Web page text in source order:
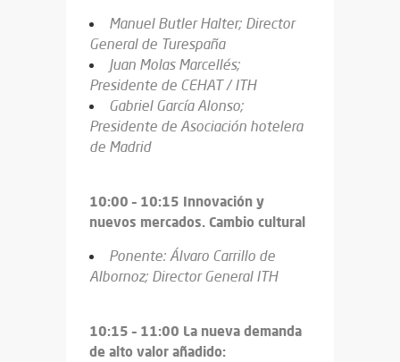
Manuel Butler Halter; Director
General de Turespaña
Juan Molas Marcellés;
Presidente de CEHAT / ITH
Gabriel García Alonso;
Presidente de Asociación hotelera
de Madrid
10:00 – 10:15 Innovación y
nuevos mercados. Cambio cultural
Ponente: Álvaro Carrillo de
Albornoz; Director General ITH
10:15 – 11:00 La nueva demanda
de alto valor añadido: